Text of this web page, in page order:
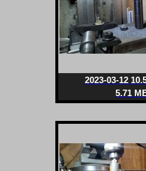
2023-03-12
5.71